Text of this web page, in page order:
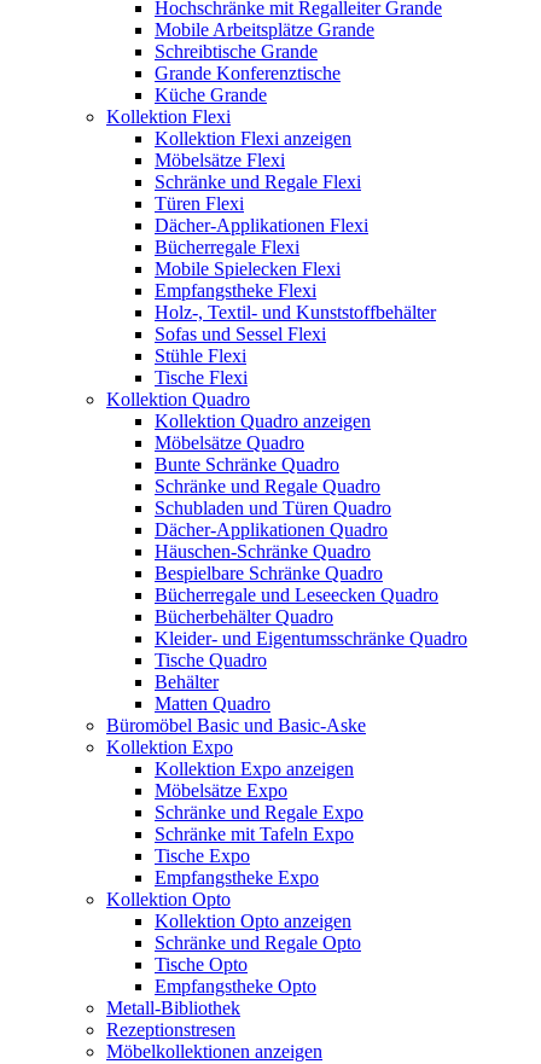
Hochschränke mit Regalleiter Grande
Mobile Arbeitsplätze Grande
Schreibtische Grande
Grande Konferenztische
Küche Grande
Kollektion Flexi
Kollektion Flexi anzeigen
Möbelsätze Flexi
Schränke und Regale Flexi
Türen Flexi
Dächer-Applikationen Flexi
Bücherregale Flexi
Mobile Spielecken Flexi
Empfangstheke Flexi
Holz-, Textil- und Kunststoffbehälter
Sofas und Sessel Flexi
Stühle Flexi
Tische Flexi
Kollektion Quadro
Kollektion Quadro anzeigen
Möbelsätze Quadro
Bunte Schränke Quadro
Schränke und Regale Quadro
Schubladen und Türen Quadro
Dächer-Applikationen Quadro
Häuschen-Schränke Quadro
Bespielbare Schränke Quadro
Bücherregale und Leseecken Quadro
Bücherbehälter Quadro
Kleider- und Eigentumsschränke Quadro
Tische Quadro
Behälter
Matten Quadro
Büromöbel Basic und Basic-Aske
Kollektion Expo
Kollektion Expo anzeigen
Möbelsätze Expo
Schränke und Regale Expo
Schränke mit Tafeln Expo
Tische Expo
Empfangstheke Expo
Kollektion Opto
Kollektion Opto anzeigen
Schränke und Regale Opto
Tische Opto
Empfangstheke Opto
Metall-Bibliothek
Rezeptionstresen
Möbelkollektionen anzeigen